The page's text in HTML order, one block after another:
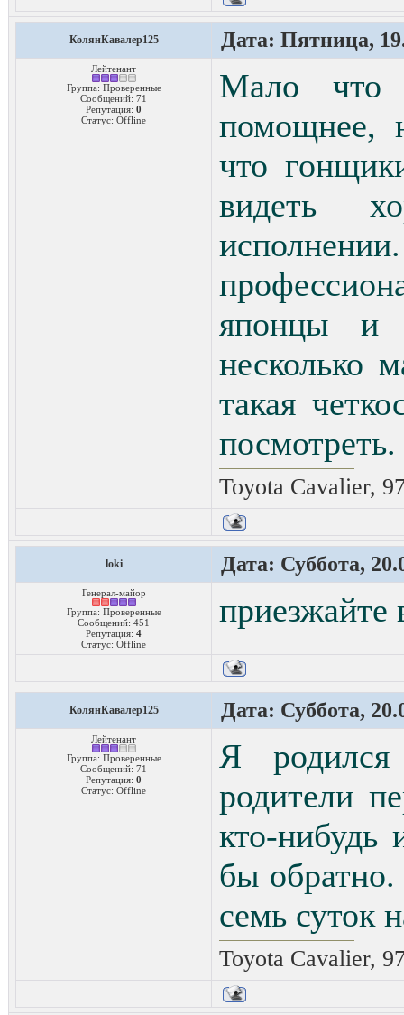
КолянКавалер125 Дата: Пятница,
Лейтенант
Группа: Проверенные
Сообщений: 71
Репутация: 0
Статус: Offline
Мало что
помощнее,
что
видеть
японцы и
несколько
такая
посмотреть.
Toyota Cavalier,
loki Дата: Суббота,
Генерал-майор
Группа: Проверенные
Сообщений: 451
Репутация: 4
Статус: Offline
приезжайте
КолянКавалер125 Дата: Суббота,
Лейтенант
Группа: Проверенные
Сообщений: 71
Репутация: 0
Статус: Offline
Я
родители
кто-нибудь
бы обратно.
семь суток
Toyota Cavalier,